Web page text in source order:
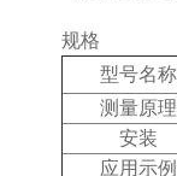
规格
型号名称
测量原理
安装
应用示例